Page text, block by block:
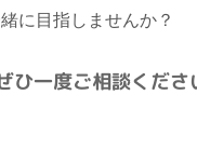
に目指しませんか？
ひ一度ご相談くださ